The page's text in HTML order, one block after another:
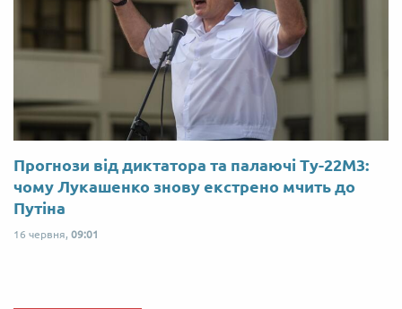
Прогнози від диктатора та палаючі Ту-22М3:
чому Лукашенко знову екстрено мчить до
Путіна
16 червня, 09:01